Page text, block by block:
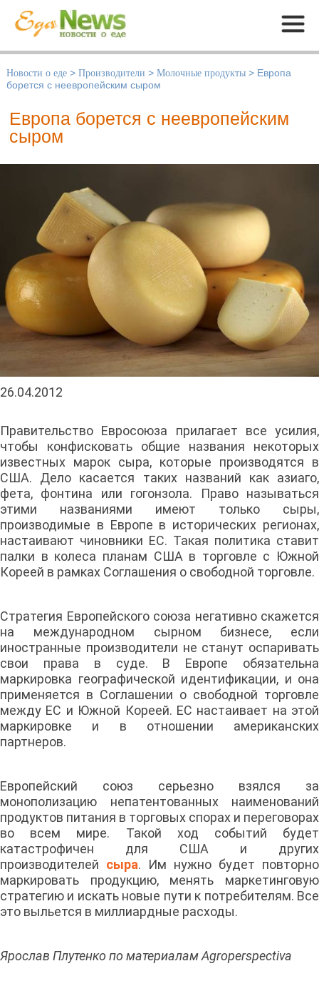
Меню
Новости о еде > Производители > Молочные продукты > Европа
борется с неевропейским сыром
Европа борется с неевропейским
сыром
26.04.2012
Правительство Евросоюза прилагает все усилия,
чтобы конфисковать общие названия некоторых
известных марок сыра, которые производятся в
США. Дело касается таких названий как азиаго,
фета, фонтина или гогонзола. Право называться
этими названиями имеют только сыры,
производимые в Европе в исторических регионах,
настаивают чиновники ЕС. Такая политика ставит
палки в колеса планам США в торговле с Южной
Кореей в рамках Соглашения о свободной торговле.
Стратегия Европейского союза негативно скажется
на международном сырном бизнесе, если
иностранные производители не станут оспаривать
свои права в суде. В Европе обязательна
маркировка географической идентификации, и она
применяется в Соглашении о свободной торговле
между ЕС и Южной Кореей. ЕС настаивает на этой
маркировке и в отношении американских
партнеров.
Европейский союз серьезно взялся за
монополизацию непатентованных наименований
продуктов питания в торговых спорах и переговорах
во всем мире. Такой ход событий будет
катастрофичен для США и других
производителей сыра. Им нужно будет повторно
маркировать продукцию, менять маркетинговую
стратегию и искать новые пути к потребителям. Все
это выльется в миллиардные расходы.
Ярослав Плутенко по материалам Agroperspectiva